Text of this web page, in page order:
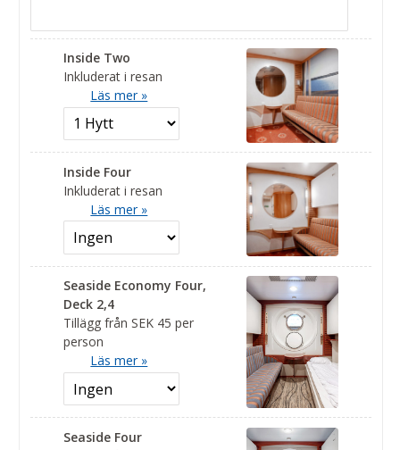
Inside Two
Inkluderat i resan
Läs mer »
Inside Four
Inkluderat i resan
Läs mer »
Seaside Economy Four,
Deck 2,4
Tillägg från SEK 45 per
person
Läs mer »
Seaside Four